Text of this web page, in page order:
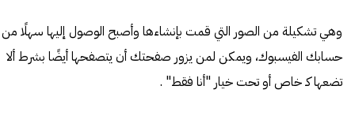
وهي تشكيلة من الصور التي قمت بإنشاءها وأصبح الوصول إليها سهلًا من
حسابك الفيسبوك، ويمكن لمن يزور صفحتك أن يتصفحها أيضًا بشرط ألا
تضعها كـ خاص أو تحت خيار "أنا فقط" .